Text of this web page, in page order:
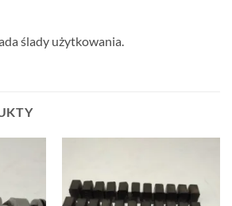
ślady użytkowania.